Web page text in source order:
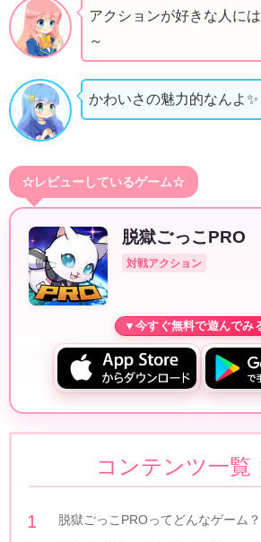
アクションが好きな人に
～
かわいさの魅力的なんよ✨
☆レビューしているゲーム☆
脱獄ごっこPRO
対戦アクション
コンテンツ一覧
脱獄ごっこPROってどんなゲーム？